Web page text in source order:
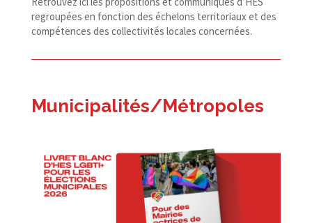
regroupées en fonction des échelons territoriaux et des
compétences des collectivités locales concernées.
Municipalités/​Métropoles